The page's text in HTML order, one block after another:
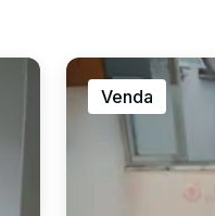
Venda